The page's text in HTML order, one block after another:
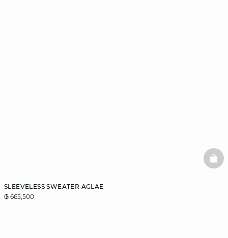
SLEEVELESS SWEATER AGLAE
₲ 665,500